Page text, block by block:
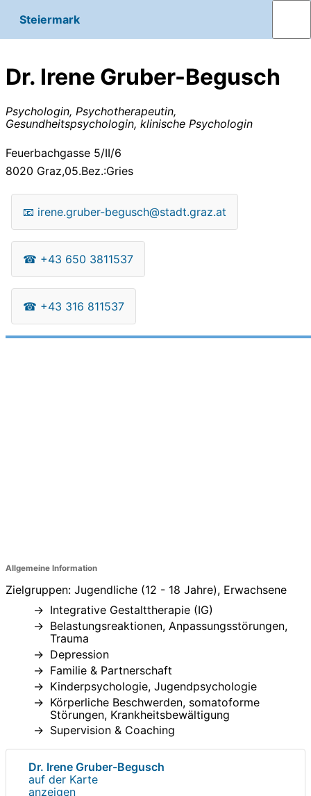
Steiermark
Dr. Irene Gruber-Begusch
Psychologin, Psychotherapeutin,
Gesundheitspsychologin, klinische Psychologin
Feuerbachgasse 5/II/6
8020 Graz,05.Bez.:Gries
📧 irene.gruber-begusch@stadt.graz.at
☎ +43 650 3811537
☎ +43 316 811537
Allgemeine Information
Zielgruppen: Jugendliche (12 - 18 Jahre), Erwachsene
Integrative Gestalttherapie (IG)
Belastungsreaktionen, Anpassungsstörungen,
Trauma
Depression
Familie & Partnerschaft
Kinderpsychologie, Jugendpsychologie
Körperliche Beschwerden, somatoforme
Störungen, Krankheitsbewältigung
Supervision & Coaching
Dr. Irene Gruber-Begusch
auf der Karte
anzeigen